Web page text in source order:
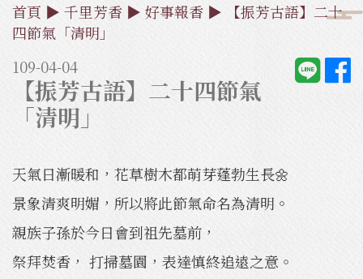
首頁 ▶ 千里芳香 ▶ 好事報香 ▶ 【振芳古語】二十
四節氣「清明」
109-04-04
【振芳古語】二十四節氣
「清明」
天氣日漸暖和，花草樹木都萌芽蓬勃生長🌼
景象清爽明媚，所以將此節氣命名為清明。
親族子孫於今日會到祖先墓前，
祭拜焚香， 打掃墓園，表達慎終追遠之意。